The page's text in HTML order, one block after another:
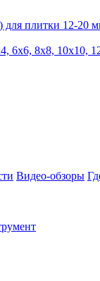
плитки 12-20
6х6, 8х8, 10х10,
Видео-обзоры